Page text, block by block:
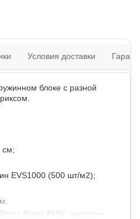
Условия доставки
блоке с разной
см;
EVS1000 (500 шт/м2);
Relax BMV: трикотаж,